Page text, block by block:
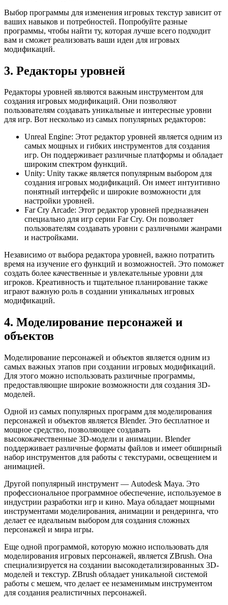
Выбор программы для изменения игровых текстур зависит от
ваших навыков и потребностей. Попробуйте разные
программы, чтобы найти ту, которая лучше всего подходит
вам и сможет реализовать ваши идеи для игровых
модификаций.
3. Редакторы уровней
Редакторы уровней являются важным инструментом для
создания игровых модификаций. Они позволяют
пользователям создавать уникальные и интересные уровни
для игр. Вот несколько из самых популярных редакторов:
Unreal Engine: Этот редактор уровней является одним из
самых мощных и гибких инструментов для создания
игр. Он поддерживает различные платформы и обладает
широким спектром функций.
Unity: Unity также является популярным выбором для
создания игровых модификаций. Он имеет интуитивно
понятный интерфейс и широкие возможности для
настройки уровней.
Far Cry Arcade: Этот редактор уровней предназначен
специально для игр серии Far Cry. Он позволяет
пользователям создавать уровни с различными жанрами
и настройками.
Независимо от выбора редактора уровней, важно потратить
время на изучение его функций и возможностей. Это поможет
создать более качественные и увлекательные уровни для
игроков. Креативность и тщательное планирование также
играют важную роль в создании уникальных игровых
модификаций.
4. Моделирование персонажей и
объектов
Моделирование персонажей и объектов является одним из
самых важных этапов при создании игровых модификаций.
Для этого можно использовать различные программы,
предоставляющие широкие возможности для создания 3D-
моделей.
Одной из самых популярных программ для моделирования
персонажей и объектов является Blender. Это бесплатное и
мощное средство, позволяющее создавать
высококачественные 3D-модели и анимации. Blender
поддерживает различные форматы файлов и имеет обширный
набор инструментов для работы с текстурами, освещением и
анимацией.
Другой популярный инструмент — Autodesk Maya. Это
профессиональное программное обеспечение, используемое в
индустрии разработки игр и кино. Maya обладает мощными
инструментами моделирования, анимации и рендеринга, что
делает ее идеальным выбором для создания сложных
персонажей и мира игры.
Еще одной программой, которую можно использовать для
моделирования игровых персонажей, является ZBrush. Она
специализируется на создании высокодетализированных 3D-
моделей и текстур. ZBrush обладает уникальной системой
работы с мешем, что делает ее незаменимым инструментом
для создания реалистичных персонажей.